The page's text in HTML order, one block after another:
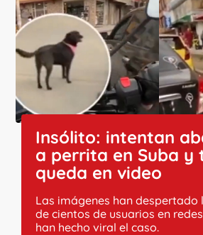
Insólito: intentan
a perrita en Suba y
queda en video
Las imágenes han despertado
de cientos de usuarios en
han hecho viral el caso.